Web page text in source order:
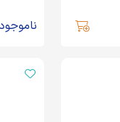
ناموجود